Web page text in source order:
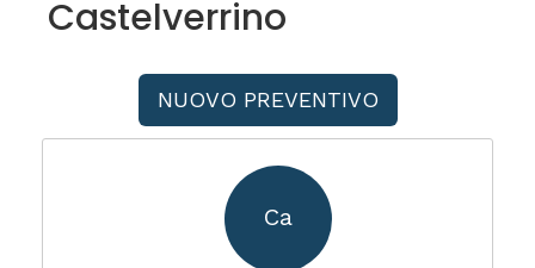
Castelverrino
NUOVO PREVENTIVO
Ca